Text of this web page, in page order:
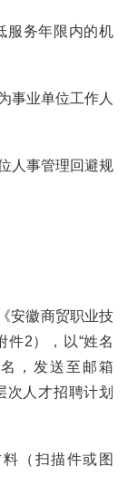
服务年限内的机
事业单位工作人
人事管理回避规
安徽商贸职业技
件2），以“姓名
，发送至邮箱
次人才招聘计划
（扫描件或图